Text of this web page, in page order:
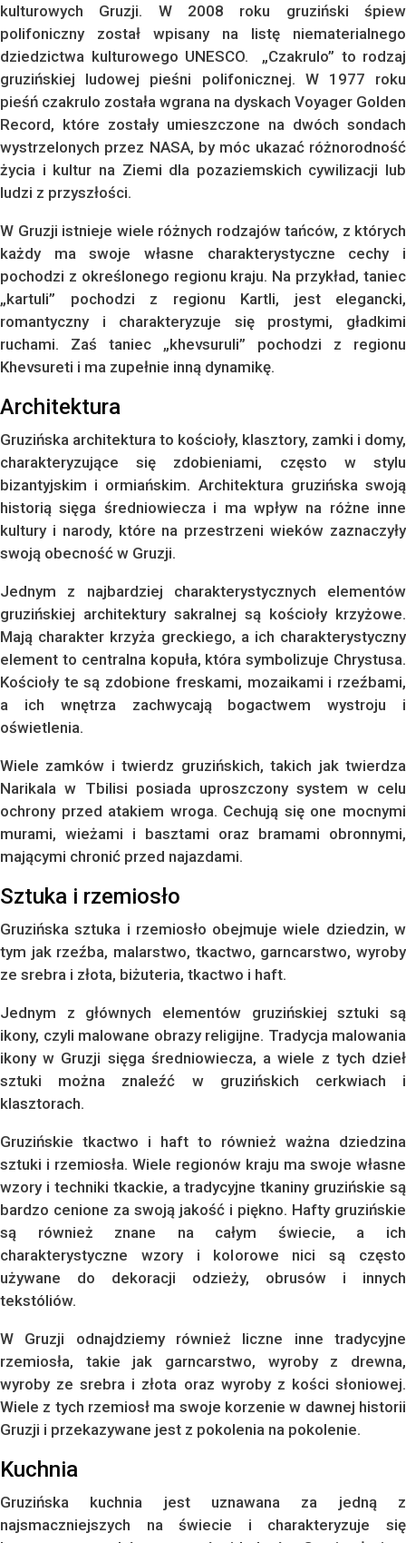
kulturowych Gruzji. W 2008 roku gruziński śpiew
polifoniczny został wpisany na listę niematerialnego
dziedzictwa kulturowego UNESCO. „Czakrulo” to rodzaj
gruzińskiej ludowej pieśni polifonicznej. W 1977 roku
pieśń czakrulo została wgrana na dyskach Voyager Golden
Record, które zostały umieszczone na dwóch sondach
wystrzelonych przez NASA, by móc ukazać różnorodność
życia i kultur na Ziemi dla pozaziemskich cywilizacji lub
ludzi z przyszłości.
W Gruzji istnieje wiele różnych rodzajów tańców, z których
każdy ma swoje własne charakterystyczne cechy i
pochodzi z określonego regionu kraju. Na przykład, taniec
„kartuli” pochodzi z regionu Kartli, jest elegancki,
romantyczny i charakteryzuje się prostymi, gładkimi
ruchami. Zaś taniec „khevsuruli” pochodzi z regionu
Khevsureti i ma zupełnie inną dynamikę.
Architektura
Gruzińska architektura to kościoły, klasztory, zamki i domy,
charakteryzujące się zdobieniami, często w stylu
bizantyjskim i ormiańskim. Architektura gruzińska swoją
historią sięga średniowiecza i ma wpływ na różne inne
kultury i narody, które na przestrzeni wieków zaznaczyły
swoją obecność w Gruzji.
Jednym z najbardziej charakterystycznych elementów
gruzińskiej architektury sakralnej są kościoły krzyżowe.
Mają charakter krzyża greckiego, a ich charakterystyczny
element to centralna kopuła, która symbolizuje Chrystusa.
Kościoły te są zdobione freskami, mozaikami i rzeźbami,
a ich wnętrza zachwycają bogactwem wystroju i
oświetlenia.
Wiele zamków i twierdz gruzińskich, takich jak twierdza
Narikala w Tbilisi posiada uproszczony system w celu
ochrony przed atakiem wroga. Cechują się one mocnymi
murami, wieżami i basztami oraz bramami obronnymi,
mającymi chronić przed najazdami.
Sztuka i rzemiosło
Gruzińska sztuka i rzemiosło obejmuje wiele dziedzin, w
tym jak rzeźba, malarstwo, tkactwo, garncarstwo, wyroby
ze srebra i złota, biżuteria, tkactwo i haft.
Jednym z głównych elementów gruzińskiej sztuki są
ikony, czyli malowane obrazy religijne. Tradycja malowania
ikony w Gruzji sięga średniowiecza, a wiele z tych dzieł
sztuki można znaleźć w gruzińskich cerkwiach i
klasztorach.
Gruzińskie tkactwo i haft to również ważna dziedzina
sztuki i rzemiosła. Wiele regionów kraju ma swoje własne
wzory i techniki tkackie, a tradycyjne tkaniny gruzińskie są
bardzo cenione za swoją jakość i piękno. Hafty gruzińskie
są również znane na całym świecie, a ich
charakterystyczne wzory i kolorowe nici są często
używane do dekoracji odzieży, obrusów i innych
tekstóliów.
W Gruzji odnajdziemy również liczne inne tradycyjne
rzemiosła, takie jak garncarstwo, wyroby z drewna,
wyroby ze srebra i złota oraz wyroby z kości słoniowej.
Wiele z tych rzemiosł ma swoje korzenie w dawnej historii
Gruzji i przekazywane jest z pokolenia na pokolenie.
Kuchnia
Gruzińska kuchnia jest uznawana za jedną z
najsmaczniejszych na świecie i charakteryzuje się